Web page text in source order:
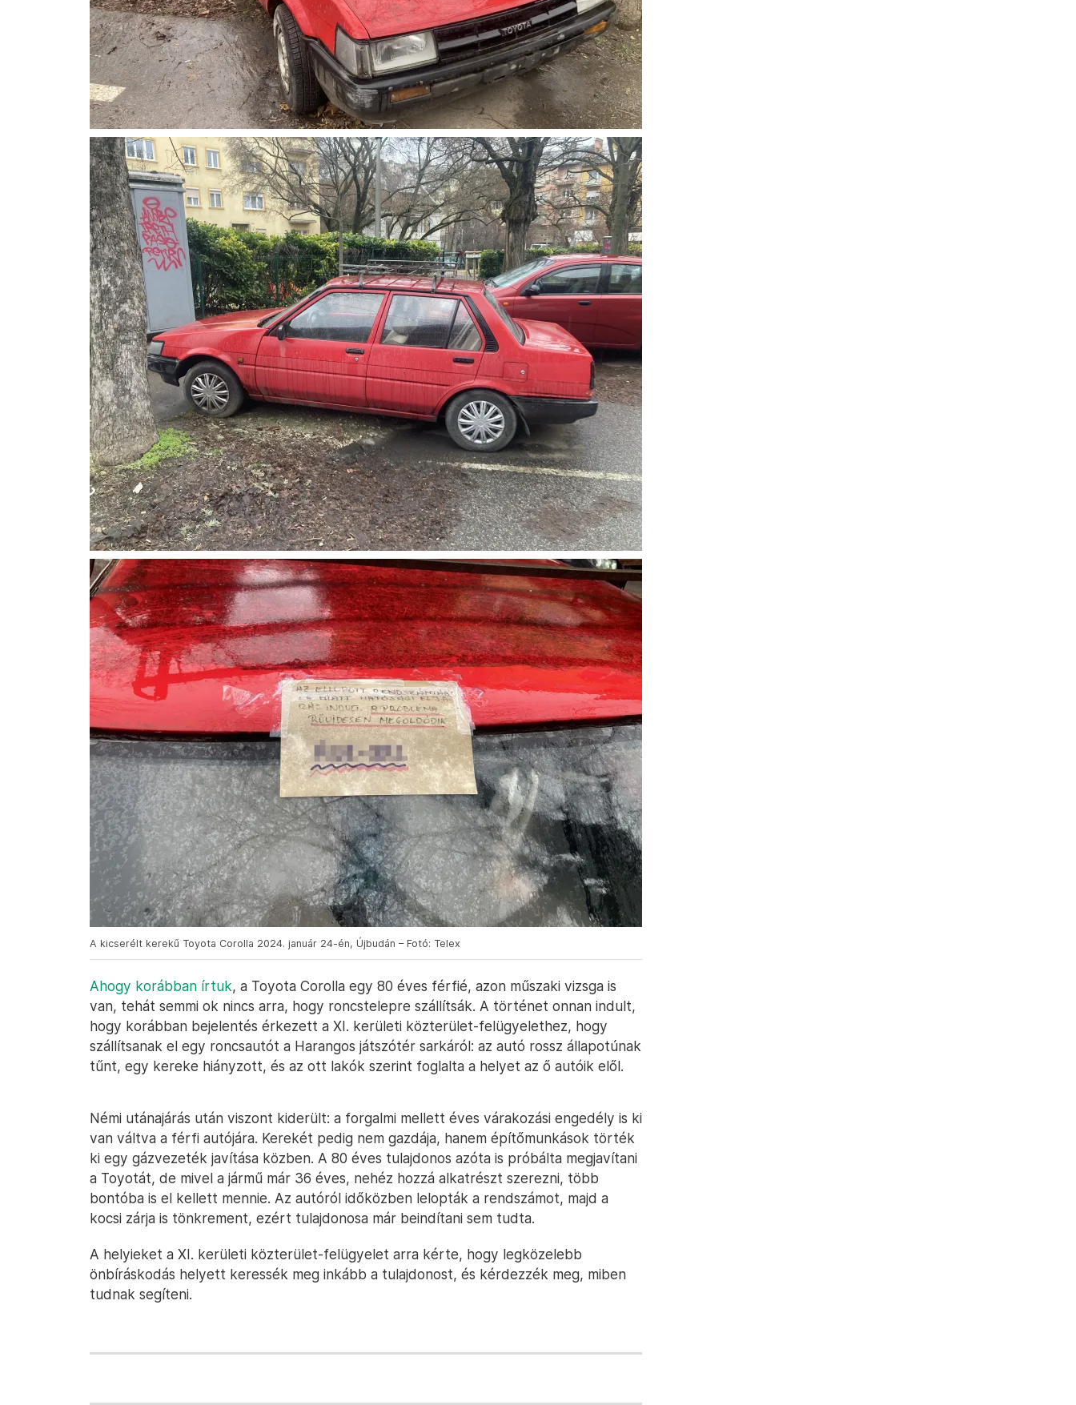
A kicserélt kerekű Toyota Corolla 2024. január 24-én, Újbudán – Fotó: Telex
Ahogy korábban írtuk, a Toyota Corolla egy 80 éves férfié, azon műszaki vizsga is
van, tehát semmi ok nincs arra, hogy roncstelepre szállítsák. A történet onnan indult,
hogy korábban bejelentés érkezett a XI. kerületi közterület-felügyelethez, hogy
szállítsanak el egy roncsautót a Harangos játszótér sarkáról: az autó rossz állapotúnak
tűnt, egy kereke hiányzott, és az ott lakók szerint foglalta a helyet az ő autóik elől.
Némi utánajárás után viszont kiderült: a forgalmi mellett éves várakozási engedély is ki
van váltva a férfi autójára. Kerekét pedig nem gazdája, hanem építőmunkások törték
ki egy gázvezeték javítása közben. A 80 éves tulajdonos azóta is próbálta megjavítani
a Toyotát, de mivel a jármű már 36 éves, nehéz hozzá alkatrészt szerezni, több
bontóba is el kellett mennie. Az autóról időközben lelopták a rendszámot, majd a
kocsi zárja is tönkrement, ezért tulajdonosa már beindítani sem tudta.
A helyieket a XI. kerületi közterület-felügyelet arra kérte, hogy legközelebb
önbíráskodás helyett keressék meg inkább a tulajdonost, és kérdezzék meg, miben
tudnak segíteni.